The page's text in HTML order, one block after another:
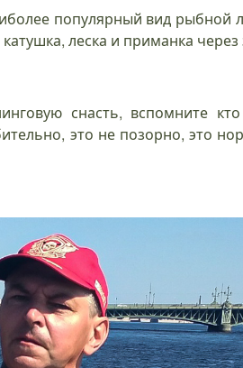
популярный вид рыбной
леска и приманка через
снасть, вспомните
это не позорно, это